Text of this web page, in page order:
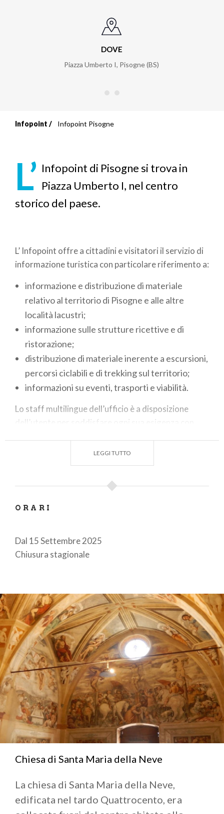
DOVE
Piazza Umberto I, Pisogne (BS)
Briciole
pane
Infopoint Infopoint Pisogne
L’ Infopoint di Pisogne si trova in
Piazza Umberto I, nel centro
storico del paese.
L’ Infopoint offre a cittadini e visitatori il servizio di
informazione turistica con particolare riferimento a:
informazione e distribuzione di materiale
relativo al territorio di Pisogne e alle altre
località lacustri;
informazione sulle strutture ricettive e di
ristorazione;
distribuzione di materiale inerente a escursioni,
percorsi ciclabili e di trekking sul territorio;
informazioni su eventi, trasporti e viabilità.
Lo staff multilingue dell’ufficio è a disposizione
dell’utente per soddisfare ogni sua esigenza con
LEGGI TUTTO
ORARI
Dal 15 Settembre 2025
Chiusura stagionale
Chiesa di Santa Maria della Neve
La chiesa di Santa Maria della Neve,
edificata nel tardo Quattrocento, era